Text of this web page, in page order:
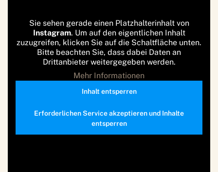
Sie sehen gerade einen Platzhalterinhalt von
Instagram. Um auf den eigentlichen Inhalt
zuzugreifen, klicken Sie auf die Schaltfläche unten.
Bitte beachten Sie, dass dabei Daten an
Drittanbieter weitergegeben werden.
Mehr Informationen
Inhalt entsperren
Erforderlichen Service akzeptieren und Inhalte
entsperren